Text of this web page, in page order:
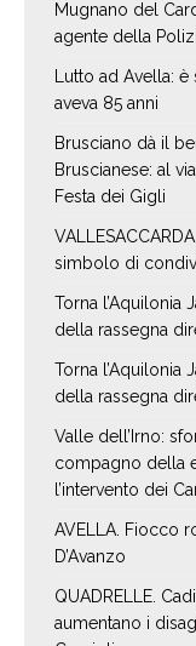
Mugnano del
agente della
Lutto ad Avella:
aveva 85 anni
Brusciano dà il
Bruscianese: al
Festa dei Gigli
simbolo di
Torna l’Aquilonia
della rassegna
Torna l’Aquilonia
della rassegna
Valle dell’Irno:
compagno della
l’intervento dei
AVELLA. Fiocco
D’Avanzo
QUADRELLE.
aumentano i